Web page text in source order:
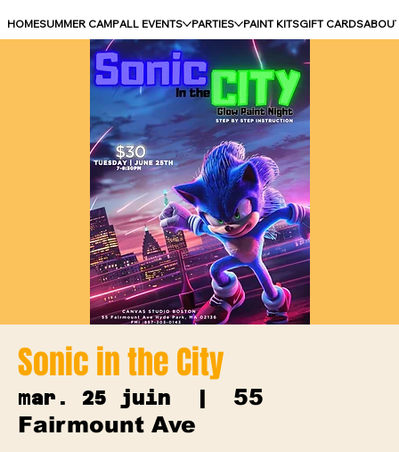
HOMESUMMER CAMPALL EVENTS PARTIES PAINT KITSGIFT CARDS
Sonic in the City
mar. 25 juin
  |
55
Fairmount Ave